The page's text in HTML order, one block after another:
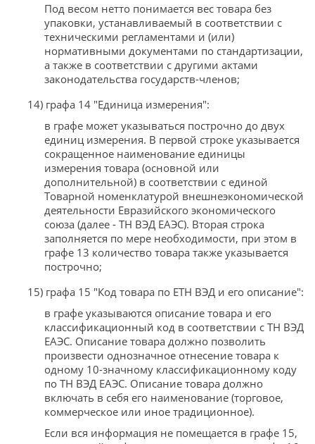
Под весом нетто понимается вес товара без
упаковки, устанавливаемый в соответствии с
техническими регламентами и (или)
нормативными документами по стандартизации,
а также в соответствии с другими актами
законодательства государств-членов;
14) графа 14 "Единица измерения":
в графе может указываться построчно до двух
единиц измерения. В первой строке указывается
сокращенное наименование единицы
измерения товара (основной или
дополнительной) в соответствии с единой
Товарной номенклатурой внешнеэкономической
деятельности Евразийского экономического
союза (далее - ТН ВЭД ЕАЭС). Вторая строка
заполняется по мере необходимости, при этом в
графе 13 количество товара также указывается
построчно;
15) графа 15 "Код товара по ЕТН ВЭД и его описание":
в графе указываются описание товара и его
классификационный код в соответствии с ТН ВЭД
ЕАЭС. Описание товара должно позволить
произвести однозначное отнесение товара к
одному 10-значному классификационному коду
по ТН ВЭД ЕАЭС. Описание товара должно
включать в себя его наименование (торговое,
коммерческое или иное традиционное).
Если вся информация не помещается в графе 15,